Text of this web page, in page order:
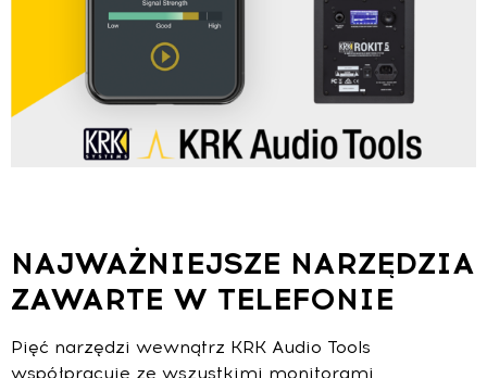
NAJWAŻNIEJSZE NARZĘDZIA
ZAWARTE W TELEFONIE
Pięć narzędzi wewnątrz KRK Audio Tools
współpracuje ze wszystkimi monitorami